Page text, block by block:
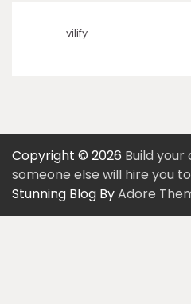
vilify
Copyright © 2026 Build
someone else will hire you
Stunning Blog ByAdore